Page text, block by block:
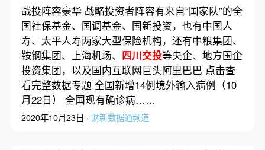
战投阵容豪华 战略投资者阵容有来自“国家队”的全
国社保基金、国调基金、国新投资，也有中国人
寿、太平人寿两家大型保险机构，还有中粮集团、
鞍钢集团、上海机场、 四川交投等央企、地方国企
投资集团，以及国内互联网巨头阿里巴巴 点击查
看完整数据专题 全国新增14例境外输入病例（10
月22日） 全国现有确诊病……
2020年10月23日 · 财新数据通频道